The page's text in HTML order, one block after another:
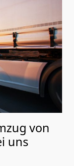
von
uns